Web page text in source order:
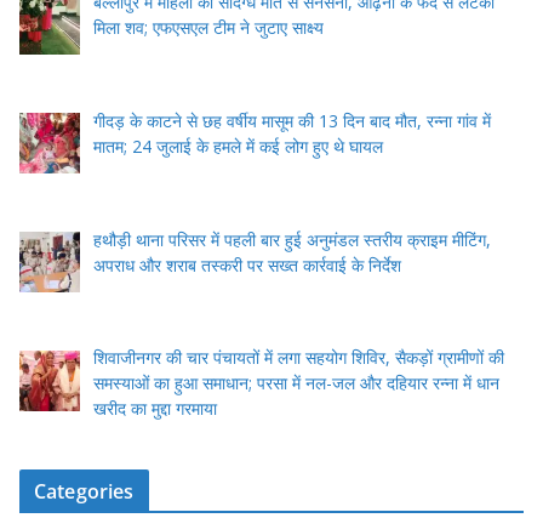
मिला शव; एफएसएल टीम ने जुटाए साक्ष्य
गीदड़ के काटने से छह वर्षीय मासूम की 13 दिन बाद मौत, रन्ना गांव में
मातम; 24 जुलाई के हमले में कई लोग हुए थे घायल
हथौड़ी थाना परिसर में पहली बार हुई अनुमंडल स्तरीय क्राइम मीटिंग,
अपराध और शराब तस्करी पर सख्त कार्रवाई के निर्देश
शिवाजीनगर की चार पंचायतों में लगा सहयोग शिविर, सैकड़ों ग्रामीणों की
समस्याओं का हुआ समाधान; परसा में नल-जल और दहियार रन्ना में धान
खरीद का मुद्दा गरमाया
Categories